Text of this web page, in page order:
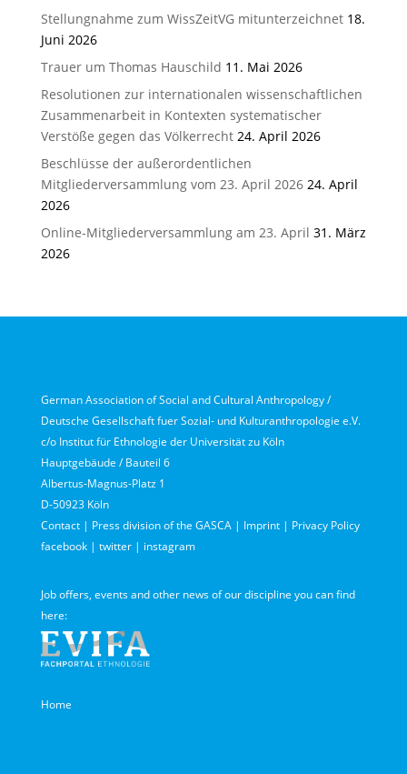
Stellungnahme zum WissZeitVG mitunterzeichnet 18.
Juni 2026
Trauer um Thomas Hauschild 11. Mai 2026
Resolutionen zur internationalen wissenschaftlichen
Zusammenarbeit in Kontexten systematischer
Verstöße gegen das Völkerrecht 24. April 2026
Beschlüsse der außerordentlichen
Mitgliederversammlung vom 23. April 2026 24. April
2026
Online-Mitgliederversammlung am 23. April 31. März
2026
German Association of Social and Cultural Anthropology /
Deutsche Gesellschaft fuer Sozial- und Kulturanthropologie e.V.
c/o Institut für Ethnologie der Universität zu Köln
Hauptgebäude / Bauteil 6
Albertus-Magnus-Platz 1
D-50923 Köln
Contact| Press division of the GASCA| Imprint| Privacy Policy
facebook| twitter| instagram
Job offers, events and other news of our discipline you can find
here:
Home